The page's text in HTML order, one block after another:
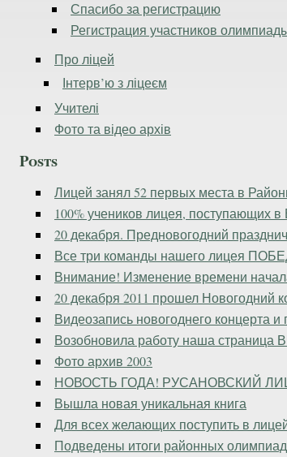
Спасибо за регистрацию
Регистрация участников
Про ліцей
Інтерв’ю з ліцеєм
Учителі
Фото та відео архів
Posts
Лицей занял 52 первых места в
100% учеников лицея, поступающих
20 декабря. Предновогодний
Все три команды нашего лицея
Внимание! Изменение времени
20 декабря 2011 прошел Новогодний
Видеозапись новогоднего концерта
Возобновила работу наша страница
Фото архив 2003
НОВОСТЬ ГОДА! РУСАНОВСКИЙ
Вышла новая уникальная книга
Для всех желающих поступить в
Подведены итоги районных